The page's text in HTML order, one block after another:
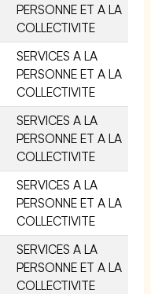
PERSONNE ET A LA
COLLECTIVITE
SERVICES A LA
PERSONNE ET A LA
COLLECTIVITE
SERVICES A LA
PERSONNE ET A LA
COLLECTIVITE
SERVICES A LA
PERSONNE ET A LA
COLLECTIVITE
SERVICES A LA
PERSONNE ET A LA
COLLECTIVITE